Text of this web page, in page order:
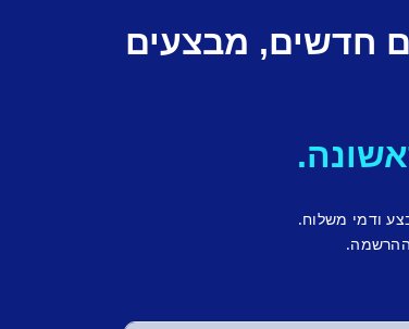
חדשים, מבצעים
ודמי משלוח.
ההרשמה.